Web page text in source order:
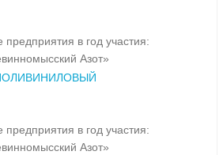
предприятия в год участия:
Азот»
предприятия в год участия:
Азот»